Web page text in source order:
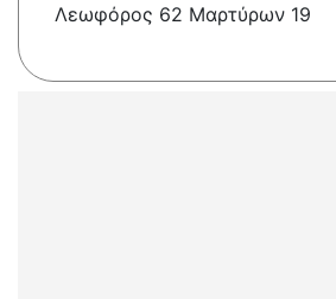
Λεωφόρος 62 Μαρτύρων 19